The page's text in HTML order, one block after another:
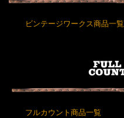
ビンテージワークス商品一覧
フルカウント商品一覧